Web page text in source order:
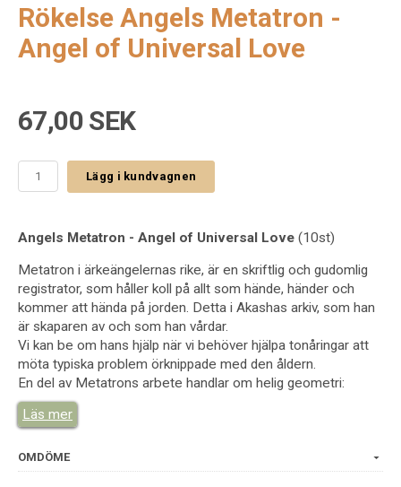
Rökelse Angels Metatron -
Angel of Universal Love
67,00 SEK
Lägg i kundvagnen
Angels Metatron - Angel of Universal Love (10st)
Metatron i ärkeängelernas rike, är en skriftlig och gudomlig
registrator, som håller koll på allt som hände, händer och
kommer att hända på jorden. Detta i Akashas arkiv, som han
är skaparen av och som han vårdar.
Vi kan be om hans hjälp när vi behöver hjälpa tonåringar att
möta typiska problem örknippade med den åldern.
En del av Metatrons arbete handlar om helig geometri:
vägen till en av de geometriska former som han brukar
använda, "Metatron's cube". Han kan rena våra chakra och
Läs mer
OMDÖME